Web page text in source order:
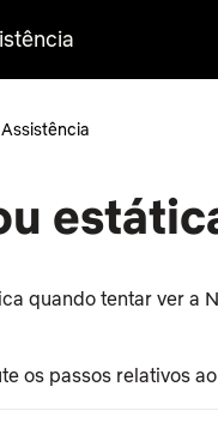
quando tentar ver a
os passos relativos